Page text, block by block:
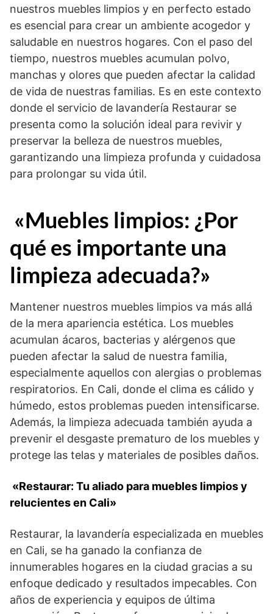
nuestros muebles limpios y en perfecto estado
es esencial para crear un ambiente acogedor y
saludable en nuestros hogares. Con el paso del
tiempo, nuestros muebles acumulan polvo,
manchas y olores que pueden afectar la calidad
de vida de nuestras familias. Es en este contexto
donde el servicio de lavandería Restaurar se
presenta como la solución ideal para revivir y
preservar la belleza de nuestros muebles,
garantizando una limpieza profunda y cuidadosa
para prolongar su vida útil.
«Muebles limpios: ¿Por
qué es importante una
limpieza adecuada?»
Mantener nuestros muebles limpios va más allá
de la mera apariencia estética. Los muebles
acumulan ácaros, bacterias y alérgenos que
pueden afectar la salud de nuestra familia,
especialmente aquellos con alergias o problemas
respiratorios. En Cali, donde el clima es cálido y
húmedo, estos problemas pueden intensificarse.
Además, la limpieza adecuada también ayuda a
prevenir el desgaste prematuro de los muebles y
protege las telas y materiales de posibles daños.
«Restaurar: Tu aliado para muebles limpios y
relucientes en Cali»
Restaurar, la lavandería especializada en muebles
en Cali, se ha ganado la confianza de
innumerables hogares en la ciudad gracias a su
enfoque dedicado y resultados impecables. Con
años de experiencia y equipos de última